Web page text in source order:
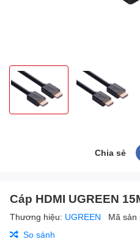
Chia sẻ
Cáp HDMI UGREEN
Thương hiệu: UGREEN Mã sản
So sánh